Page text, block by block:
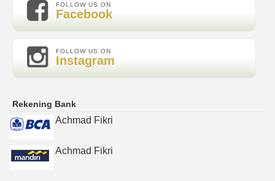
FOLLOW US ON
Facebook
FOLLOW US ON
Instagram
Rekening Bank
Achmad Fikri
Achmad Fikri